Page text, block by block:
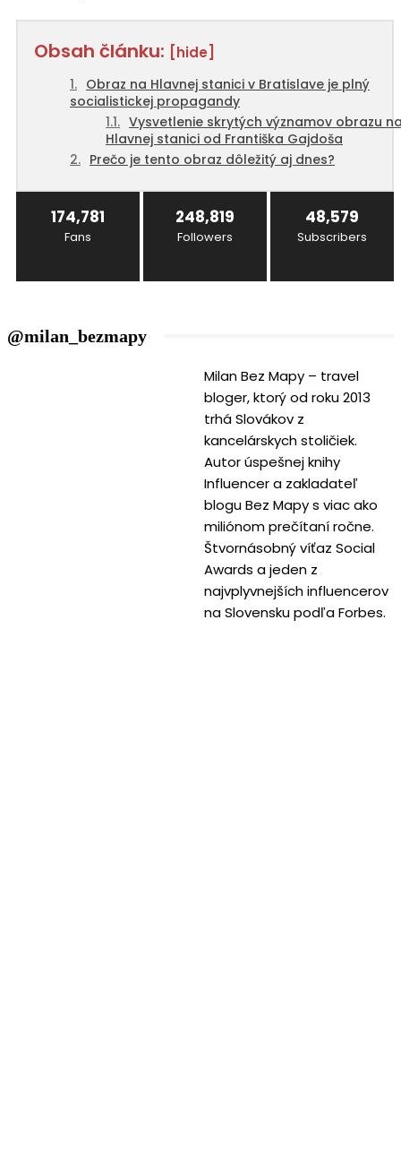
Obsah článku: [hide]
Obraz na Hlavnej stanici v Bratislave je plný
socialistickej propagandy
Vysvetlenie skrytých významov obrazu
Hlavnej stanici od Františka Gajdoša
Prečo je tento obraz dôležitý aj dnes?
174,781
Fans
248,819
Followers
48,579
Subscribers
@milan_bezmapy
Milan Bez Mapy – travel
bloger, ktorý od roku 2013
trhá Slovákov z
kancelárskych stoličiek.
Autor úspešnej knihy
Influencer a zakladateľ
blogu Bez Mapy s viac ako
miliónom prečítaní ročne.
Štvornásobný víťaz Social
Awards a jeden z
najvplyvnejších influencerov
na Slovensku podľa Forbes.